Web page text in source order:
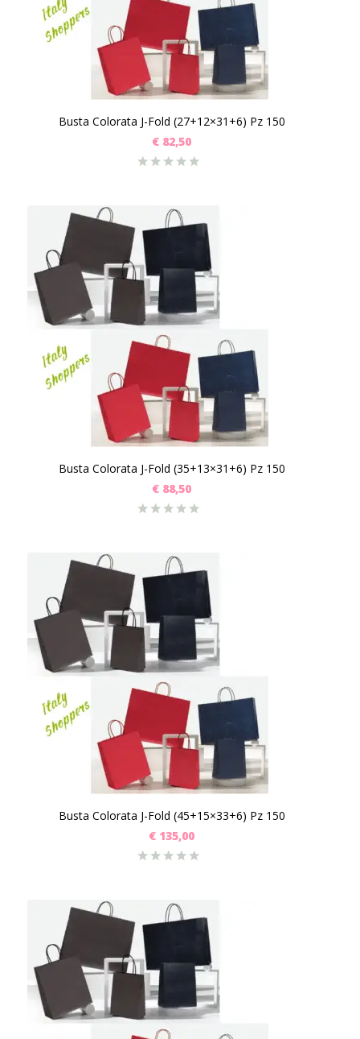
Busta Colorata J-Fold (27+12×31+6) Pz 150
€ 82,50
Busta Colorata J-Fold (35+13×31+6) Pz 150
€ 88,50
Busta Colorata J-Fold (45+15×33+6) Pz 150
€ 135,00